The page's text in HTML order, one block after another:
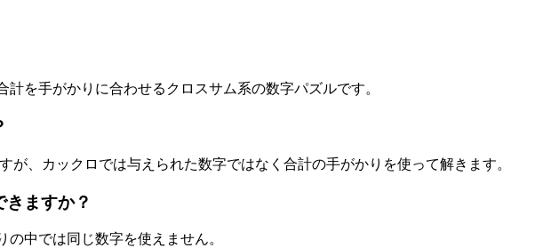
を手がかりに合わせるクロスサム系の数字パズルです。
が、カックロでは与えられた数字ではなく合計の手がかりを使って解きます。
きますか？
中では同じ数字を使えません。